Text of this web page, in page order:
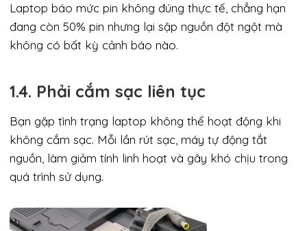
Laptop báo mức pin không đúng thực tế, chẳng hạn
đang còn 50% pin nhưng lại sập nguồn đột ngột mà
không có bất kỳ cảnh báo nào.
1.4. Phải cắm sạc liên tục
Bạn gặp tình trạng laptop không thể hoạt động khi
không cắm sạc. Mỗi lần rút sạc, máy tự động tắt
nguồn, làm giảm tính linh hoạt và gây khó chịu trong
quá trình sử dụng.